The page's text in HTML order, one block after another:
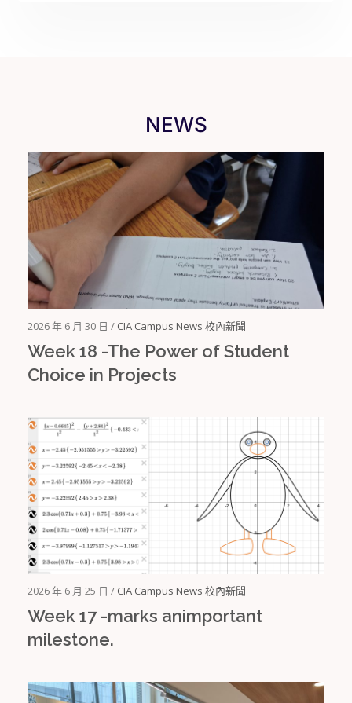
NEWS
2026 年 6 月 30 日 / CIA Campus News 校內新聞
Week 18 -The Power of Student
Choice in Projects
2026 年 6 月 25 日 / CIA Campus News 校內新聞
Week 17 -marks animportant
milestone.